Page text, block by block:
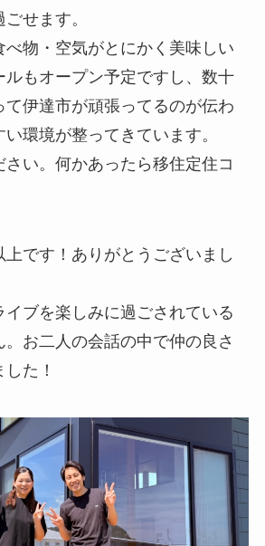
せます。
べ物・空気がとにかく美味しい
ルもオープン予定ですし、数十
て伊達市が頑張ってるのが伝わ
環境が整ってきています。
い。何かあったら移住定住コ
上です！ありがとうございまし
ブを楽しみに過ごされている
お二人の会話の中で仲の良さ
た！